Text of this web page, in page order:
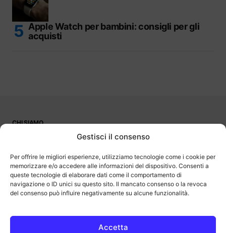
Gestisci il consenso
Per offrire le migliori esperienze, utilizziamo tecnologie come i cookie per
memorizzare e/o accedere alle informazioni del dispositivo. Consenti a
queste tecnologie di elaborare dati come il comportamento di
navigazione o ID unici su questo sito. Il mancato consenso o la revoca
del consenso può influire negativamente su alcune funzionalità.
Accetta
Apple Watch per bambini: consigli per gli
acquisti
CHI SIAMO
OutOfBit
programma di affiliazione che consente ai siti di percepire una
commissione pubblicitaria pubblicizzando e fornendo link al sito
Amazon.it. Amazon e il logo Amazon sono marchi registrati di